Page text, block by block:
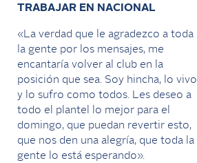
TRABAJAR EN NACIONAL
«La verdad que le agradezco a toda
la gente por los mensajes, me
encantaría volver al club en la
posición que sea. Soy hincha, lo vivo
y lo sufro como todos. Les deseo a
todo el plantel lo mejor para el
domingo, que puedan revertir esto,
que nos den una alegría, que toda la
gente lo está esperando».